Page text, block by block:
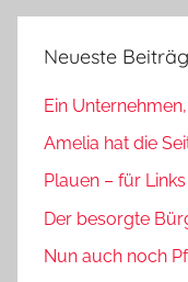
Neueste
Ein
Amelia hat die
Plauen – für
Der besorgte
Nun auch noch